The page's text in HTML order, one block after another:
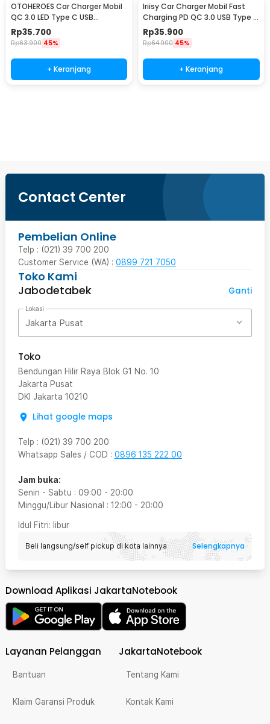
OTOHEROES Car Charger Mobil
QC 3.0 LED Type C USB
Cigarette 2.4A 22.5W - M7
Rp35.700
Rp63.900 45%
+ Keranjang
Iriisy Car Charger Mobil Fast
Charging PD QC 3.0 USB Type C
A 2.4A 54W - PD20W
Rp35.900
Rp64.900 45%
+ Keranjang
Contact Center
Pembelian Online
Telp : (021) 39 700 200
Customer Service (WA) : 0899 721 7050
Toko Kami
Jabodetabek
Ganti
Lokasi
Jakarta Pusat
Toko
Bendungan Hilir Raya Blok G1 No. 10
Jakarta Pusat
DKI Jakarta 10210
Lihat google maps
Telp : (021) 39 700 200
Whatsapp Sales / COD : 0896 135 222 00
Jam buka:
Senin - Sabtu : 09:00 - 20:00
Minggu/Libur Nasional : 12:00 - 20:00
Idul Fitri: libur
Beli langsung/self pickup di kota lainnya Selengkapnya
Download Aplikasi JakartaNotebook
Layanan Pelanggan
Bantuan
Klaim Garansi Produk
JakartaNotebook
Tentang Kami
Kontak Kami